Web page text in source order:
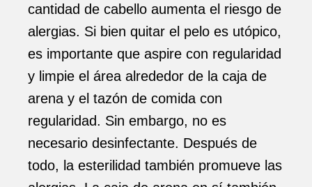
cantidad de cabello aumenta el riesgo de
alergias. Si bien quitar el pelo es utópico,
es importante que aspire con regularidad
y limpie el área alrededor de la caja de
arena y el tazón de comida con
regularidad. Sin embargo, no es
necesario desinfectante. Después de
todo, la esterilidad también promueve las